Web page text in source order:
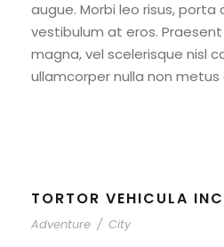
augue. Morbi leo risus,
vestibulum at eros.
magna, vel scelerisque nisl
ullamcorper nulla non metus
TORTOR VEHICULA
Adventure / City